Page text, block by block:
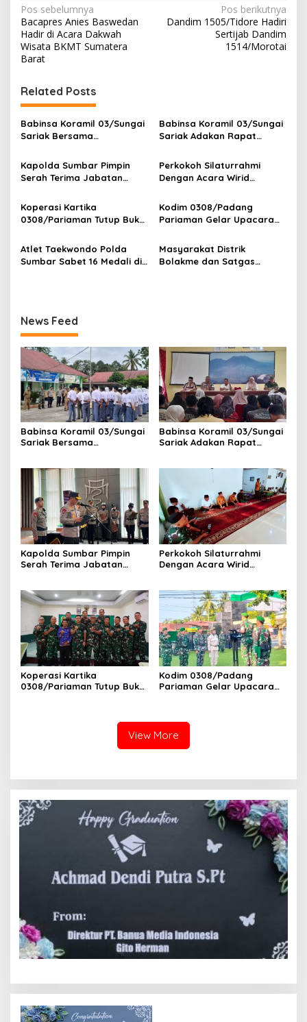
N
a
v
i
g
a
s
i
p
o
s
Pos sebelumnya
Bacapres Anies Baswedan
Hadir di Acara Dakwah
Wisata BKMT Sumatera
Barat
Pos berikutnya
Dandim 1505/Tidore Hadiri
Sertijab Dandim
1514/Morotai
Related Posts
Babinsa Koramil 03/Sungai
Sariak Bersama
VII Koto Melaksanakan
Seleksi Calon Anggota
Patamuan
Babinsa Koramil 03/Sungai
Sariak Adakan Rapat
RI Ke-81 Kantor Camat VII
Koto Patamuan
Kapolda Sumbar Pimpin
Serah Terima Jabatan
Kapolres Jajaran
Perkokoh Silaturrahmi
Dengan Acara Wirid
Masyarakat, Danramil
/Babinsa Koramil
Koperasi Kartika
0308/Pariaman Tutup Buku
Makodim
Kodim 0308/Padang
Pariaman Gelar Upacara
Bacakan Amanat Kasad
Atlet Taekwondo Polda
Sumbar Sabet 16 Medali di
Masyarakat Distrik
Bolakme dan Satgas
News Feed
Babinsa Koramil 03/Sungai
Sariak Bersama
Seleksi Calon Anggota
Paskibra Tingkat
Kecamatan VII Koto
Patamuan
Babinsa Koramil 03/Sungai
Sariak Adakan Rapat
Kapolda Sumbar Pimpin
Serah Terima Jabatan
Perkokoh Silaturrahmi
Dengan Acara Wirid
/Babinsa Koramil
03/Sungai Sariak
Koperasi Kartika
0308/Pariaman Tutup Buku
Kodim 0308/Padang
Pariaman Gelar Upacara
View More